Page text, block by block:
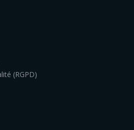
(RGPD)